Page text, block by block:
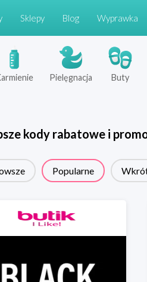
Sklepy Blog Wyprawka
Pielęgnacja Buty
kody rabatowe i
Popularne